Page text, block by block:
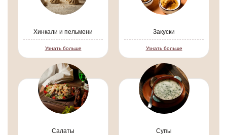
Хинкали и пельмени
Узнать больше
Закуски
Узнать больше
Салаты Супы